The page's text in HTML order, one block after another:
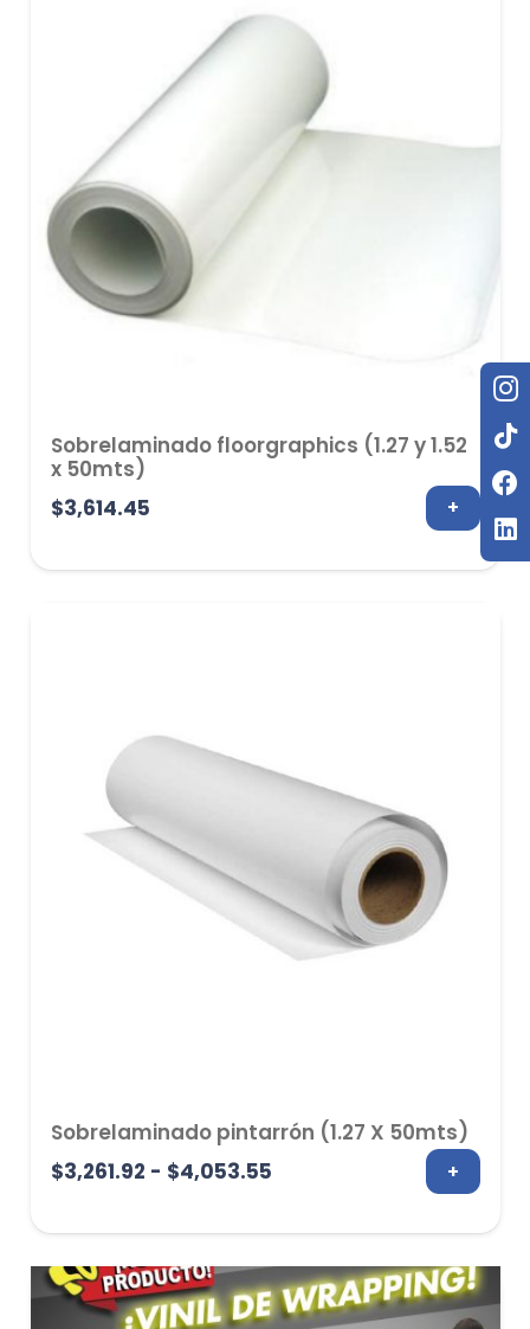
Sobrelaminado floorgraphics (1.27 y 1.52
x 50mts)
$3,614.45 +
Sobrelaminado pintarrón (1.27 X 50mts)
$3,261.92 - $4,053.55Rango
precios:
desde
$3,261.92
+